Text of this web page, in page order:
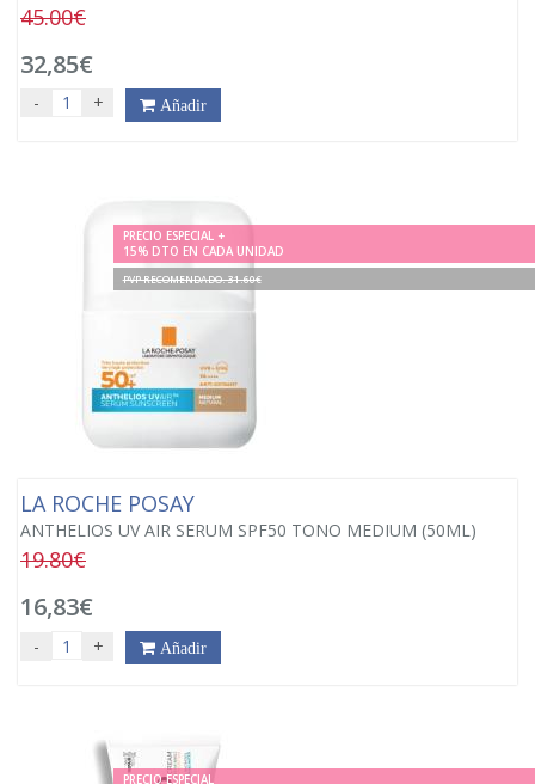
45.00€
32,85€
- + Añadir
PRECIO ESPECIAL +
15% DTO EN CADA UNIDAD
PVP RECOMENDADO. 31.60€
LA ROCHE POSAY
ANTHELIOS UV AIR SERUM SPF50 TONO MEDIUM (50ML)
19.80€
16,83€
- + Añadir
PRECIO ESPECIAL